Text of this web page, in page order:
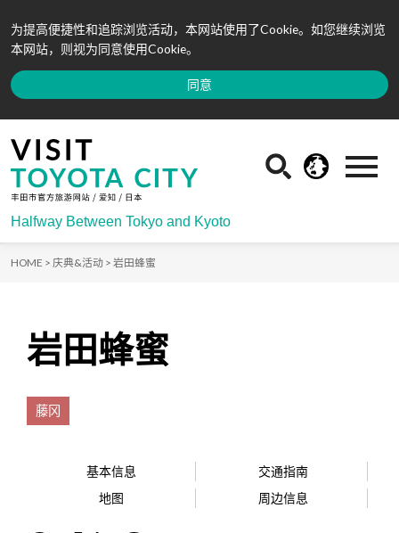
为提高便捷性和追踪浏览活动，本网站使用了Cookie。如您继续浏览
本网站，则视为同意使用Cookie。
同意
Halfway Between Tokyo and Kyoto
HOME > 庆典&活动 > 岩田蜂蜜
岩田蜂蜜
藤冈
基本信息
交通指南
地图
周边信息